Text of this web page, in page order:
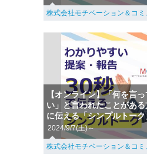
株式会社モチベーション＆コ
【オンライン】「何を言
い」と言われたことがあ
に伝える「シンプルトー
2024/9/7(土)～
株式会社モチベーション＆コ